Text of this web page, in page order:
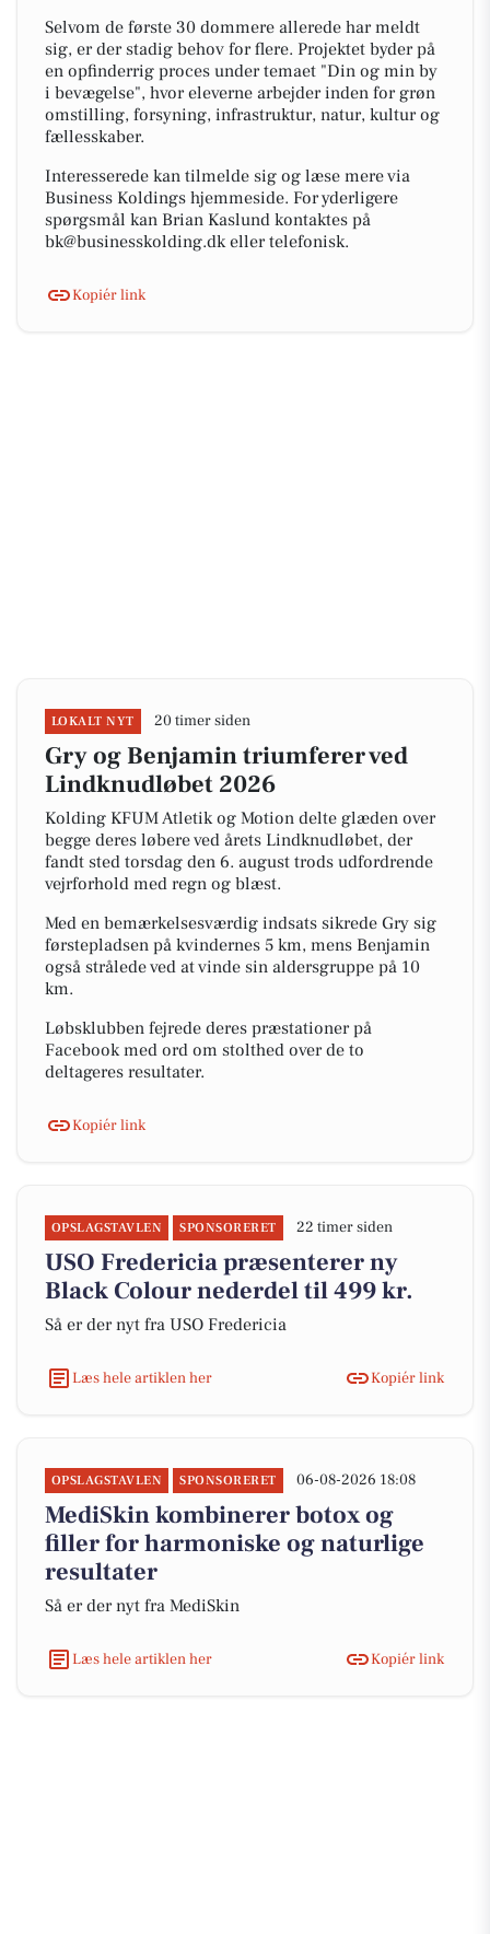
Selvom de første 30 dommere allerede har meldt
sig, er der stadig behov for flere. Projektet byder på
en opfinderrig proces under temaet "Din og min by
i bevægelse", hvor eleverne arbejder inden for grøn
omstilling, forsyning, infrastruktur, natur, kultur og
fællesskaber.
Interesserede kan tilmelde sig og læse mere via
Business Koldings hjemmeside. For yderligere
spørgsmål kan Brian Kaslund kontaktes på
bk@businesskolding.dk eller telefonisk.
Kopiér link
LOKALT NYT 20 timer siden
Gry og Benjamin triumferer ved
Lindknudløbet 2026
Kolding KFUM Atletik og Motion delte glæden over
begge deres løbere ved årets Lindknudløbet, der
fandt sted torsdag den 6. august trods udfordrende
vejrforhold med regn og blæst.
Med en bemærkelsesværdig indsats sikrede Gry sig
førstepladsen på kvindernes 5 km, mens Benjamin
også strålede ved at vinde sin aldersgruppe på 10
km.
Løbsklubben fejrede deres præstationer på
Facebook med ord om stolthed over de to
deltageres resultater.
Kopiér link
OPSLAGSTAVLEN SPONSORERET 22 timer siden
USO Fredericia præsenterer ny
Black Colour nederdel til 499 kr.
Så er der nyt fra USO Fredericia
Læs hele artiklen her Kopiér link
OPSLAGSTAVLEN SPONSORERET 06-08-2026 18:08
MediSkin kombinerer botox og
filler for harmoniske og naturlige
resultater
Så er der nyt fra MediSkin
Læs hele artiklen her Kopiér link